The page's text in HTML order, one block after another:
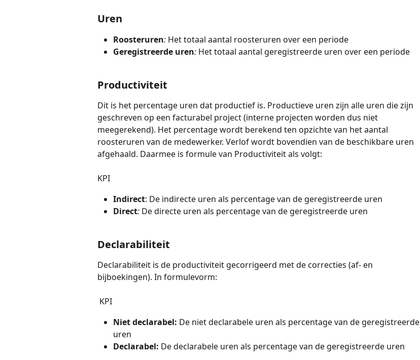
Uren
Roosteruren: Het totaal aantal roosteruren over een periode
Geregistreerde uren: Het totaal aantal geregistreerde uren over een periode
Productiviteit
Dit is het percentage uren dat productief is. Productieve uren zijn alle uren die zijn
geschreven op een facturabel project (interne projecten worden dus niet
meegerekend). Het percentage wordt berekend ten opzichte van het aantal
roosteruren van de medewerker. Verlof wordt bovendien van de beschikbare uren
afgehaald. Daarmee is formule van Productiviteit als volgt:
KPI
Indirect: De indirecte uren als percentage van de geregistreerde uren
Direct: De directe uren als percentage van de geregistreerde uren
Declarabiliteit
Declarabiliteit is de productiviteit gecorrigeerd met de correcties (af- en
bijboekingen). In formulevorm:
KPI
Niet declarabel: De niet declarabele uren als percentage van de geregistreerde
uren
Declarabel: De declarabele uren als percentage van de geregistreerde uren